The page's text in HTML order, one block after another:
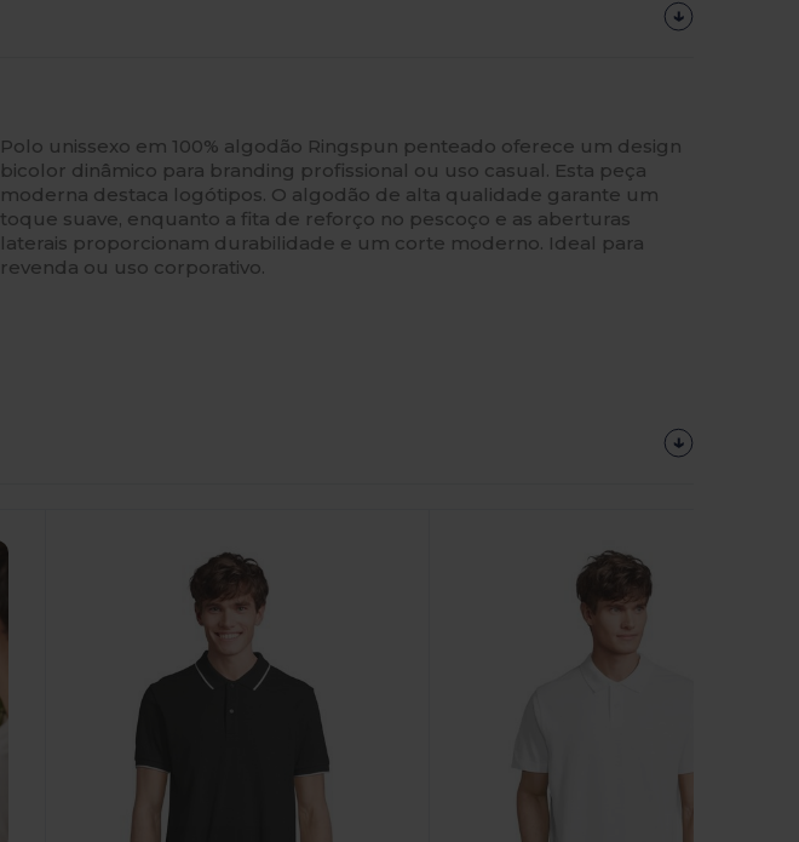
Polo unissexo em 100% algodão Ringspun penteado oferece um design
bicolor dinâmico para branding profissional ou uso casual. Esta peça
moderna destaca logótipos. O algodão de alta qualidade garante um
toque suave, enquanto a fita de reforço no pescoço e as aberturas
laterais proporcionam durabilidade e um corte moderno. Ideal para
revenda ou uso corporativo.